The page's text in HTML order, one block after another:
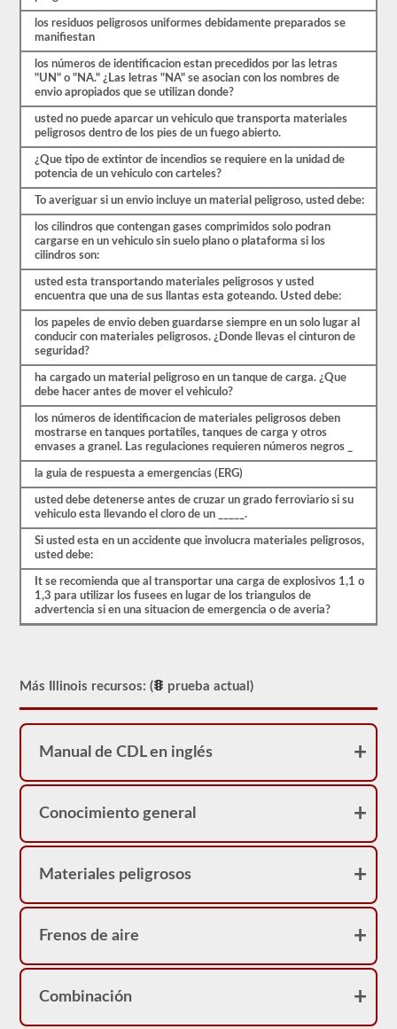
paso
para
obtener
respaldo.
También
que
tomar
huellas
digitales
y
aprobar
una
evaluación
amenazas
de
aprobación
materiales
peligrosos
TSA
para
ser
aprobado
aprobación
HazMat.
Nuestra
prueba
utilizado
desde
1999
para
aprobar
aprobación
los residuos peligrosos uniformes debidamente preparados se
manifiestan
los números de identificacion estan precedidos por las letras
"UN" o "NA." ¿Las letras "NA" se asocian con los nombres de
envio apropiados que se utilizan donde?
usted no puede aparcar un vehiculo que transporta materiales
peligrosos dentro de los pies de un fuego abierto.
¿Que tipo de extintor de incendios se requiere en la unidad de
potencia de un vehiculo con carteles?
To averiguar si un envio incluye un material peligroso, usted debe:
los cilindros que contengan gases comprimidos solo podran
cargarse en un vehiculo sin suelo plano o plataforma si los
cilindros son:
usted esta transportando materiales peligrosos y usted
encuentra que una de sus llantas esta goteando. Usted debe:
los papeles de envio deben guardarse siempre en un solo lugar al
conducir con materiales peligrosos. ¿Donde llevas el cinturon de
seguridad?
ha cargado un material peligroso en un tanque de carga. ¿Que
debe hacer antes de mover el vehiculo?
los números de identificacion de materiales peligrosos deben
mostrarse en tanques portatiles, tanques de carga y otros
envases a granel. Las regulaciones requieren números negros _
la guia de respuesta a emergencias (ERG)
usted debe detenerse antes de cruzar un grado ferroviario si su
vehiculo esta llevando el cloro de un _____.
Si usted esta en un accidente que involucra materiales peligrosos,
usted debe:
It se recomienda que al transportar una carga de explosivos 1,1 o
1,3 para utilizar los fusees en lugar de los triangulos de
advertencia si en una situacion de emergencia o de averia?
Más Illinois recursos: ( prueba actual)
Manual de CDL en inglés
Conocimiento general
Materiales peligrosos
Frenos de aire
Combinación